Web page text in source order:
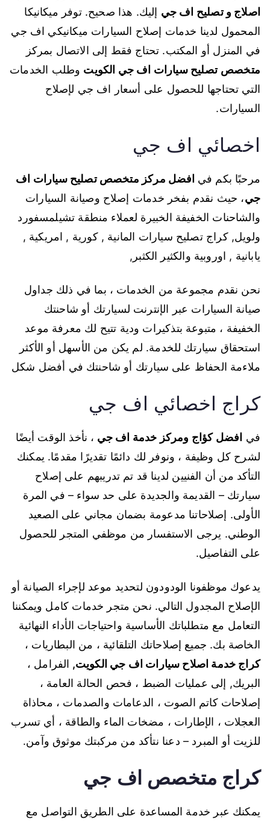
اصلاج و تصليح اف جي إليك. هذا صحيح. توفر ميكانيكا
المحمول لدينا خدمات إصلاح السيارات ميكانيكي اف جي
في المنزل أو المكتب. تحتاج فقط إلى الاتصال بمركز
متخصص تصليح سيارات اف جي الكويت وطلب الخدمات
التي تحتاجها للحصول على أسعار اف جي لإصلاح
السيارات.
اخصائي اف جي
مرحبًا بكم في افضل مركز متخصص تصليح سيارات اف
جي، حيث نقدم بفخر خدمات إصلاح وصيانة السيارات
والشاحنات الخفيفة الخبيرة لعملاء منطقة تشيلمسفورد
ولويل, كراج تصليح سيارات المانية , كورية , امريكية ,
يابانية , اوروبية والكثير الكثبر,
نحن نقدم مجموعة من الخدمات ، بما في ذلك جداول
صيانة السيارات عبر الإنترنت لسيارتك أو شاحنتك
الخفيفة ، متبوعة بتذكيرات ودية تتيح لك معرفة موعد
استحقاق سيارتك للخدمة. لم يكن من الأسهل أو الأكثر
ملاءمة الحفاظ على سيارتك أو شاحنتك في أفضل شكل
كراج اخصائي اف جي
في افضل كؤاج ومركز خدمة اف جي ، نأخذ الوقت أيضًا
لشرح كل وظيفة ، ونوفر لك دائمًا تقديرًا مقدمًا. يمكنك
التأكد من أن الفنيين لدينا قد تم تدريبهم على إصلاح
سيارتك – القديمة والجديدة على حد سواء – في المرة
الأولى. إصلاحاتنا مدعومة بضمان مجاني على الصعيد
الوطني. يرجى الاستفسار من موظفي المتجر للحصول
على التفاصيل.
يدعوك موظفونا الودودون لتحديد موعد لإجراء الصيانة أو
الإصلاح المجدول التالي. نحن متجر خدمات كامل ويمكننا
التعامل مع متطلباتك الأساسية واحتياجات الأداء النهائية
الخاصة بك. جميع إصلاحاتك التلقائية ، من البطاريات ،
كراج خدمة اصلاح سيارات اف جي الكويت, الفرامل ،
البريك, إلى عمليات الضبط ، فحص الحالة العامة ،
إصلاحات كاتم الصوت ، الدعامات والصدمات ، محاذاة
العجلات ، الإطارات ، مضخات الماء والطاقة ، أي تسرب
للزيت أو المبرد – دعنا نتأكد من مركبتك موثوق وآمن.
كراج متخصص اف جي
يمكنك عبر خدمة المساعدة على الطريق التواصل مع